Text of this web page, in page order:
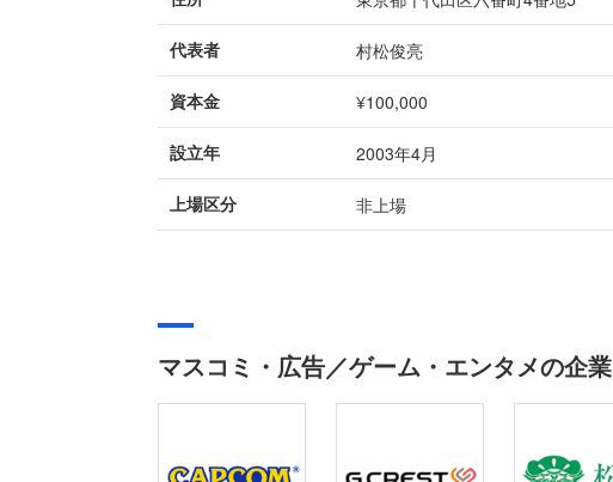
代表者 村松俊亮
資本金 ¥100,000
設立年 2003年4月
上場区分 非上場
マスコミ・広告／ゲーム・エンタメの企業